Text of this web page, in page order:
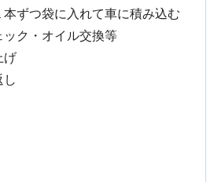
ずつ袋に入れて車に積み込む
ク・オイル交換等
げ